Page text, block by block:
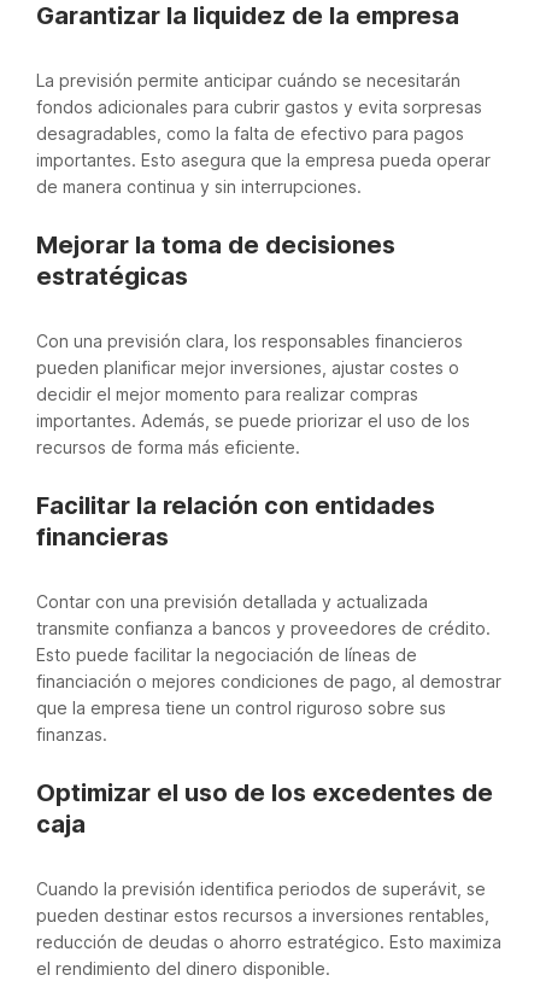
Garantizar la liquidez de la empresa
La previsión permite anticipar cuándo se necesitarán
fondos adicionales para cubrir gastos y evita sorpresas
desagradables, como la falta de efectivo para pagos
importantes. Esto asegura que la empresa pueda operar
de manera continua y sin interrupciones.
Mejorar la toma de decisiones
estratégicas
Con una previsión clara, los responsables financieros
pueden planificar mejor inversiones, ajustar costes o
decidir el mejor momento para realizar compras
importantes. Además, se puede priorizar el uso de los
recursos de forma más eficiente.
Facilitar la relación con entidades
financieras
Contar con una previsión detallada y actualizada
transmite confianza a bancos y proveedores de crédito.
Esto puede facilitar la negociación de líneas de
financiación o mejores condiciones de pago, al demostrar
que la empresa tiene un control riguroso sobre sus
finanzas.
Optimizar el uso de los excedentes de
caja
Cuando la previsión identifica periodos de superávit, se
pueden destinar estos recursos a inversiones rentables,
reducción de deudas o ahorro estratégico. Esto maximiza
el rendimiento del dinero disponible.